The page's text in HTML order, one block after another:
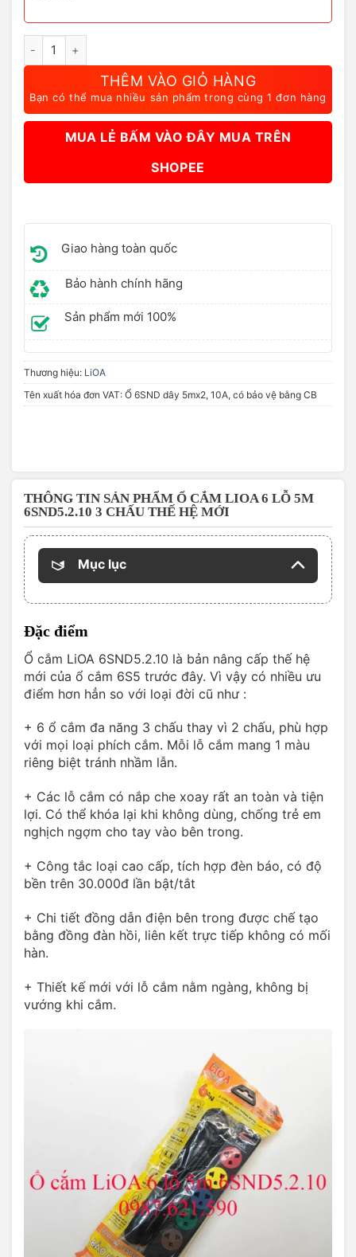
THÊM VÀO GIỎ HÀNG
Bạn có thể mua nhiều sản phẩm trong cùng 1 đơn hàng
MUA LẺ BẤM VÀO ĐÂY MUA TRÊN
SHOPEE
Giao hàng toàn quốc
Bảo hành chính hãng
Sản phẩm mới 100%
Thương hiệu: LiOA
Tên xuất hóa đơn VAT: Ổ 6SND dây 5mx2, 10A, có bảo vệ bằng CB
THÔNG TIN SẢN PHẨM Ổ CẮM LIOA 6 LỖ 5M
6SND5.2.10 3 CHẤU THẾ HỆ MỚI
Mục lục
Đặc điểm
Ổ cắm LiOA 6SND5.2.10 là bản nâng cấp thế hệ
mới của ổ cắm 6S5 trước đây. Vì vậy có nhiều ưu
điểm hơn hẳn so với loại đời cũ như :
+ 6 ổ cắm đa năng 3 chấu thay vì 2 chấu, phù hợp
với mọi loại phích cắm. Mỗi lỗ cắm mang 1 màu
riêng biệt tránh nhầm lẫn.
+ Các lỗ cắm có nắp che xoay rất an toàn và tiện
lợi. Có thể khóa lại khi không dùng, chống trẻ em
nghịch ngợm cho tay vào bên trong.
+ Công tắc loại cao cấp, tích hợp đèn báo, có độ
bền trên 30.000đ lần bật/tắt
+ Chi tiết đồng dẫn điện bên trong được chế tạo
bằng đồng đàn hồi, liên kết trực tiếp không có mối
hàn.
+ Thiết kế mới với lỗ cắm nằm ngàng, không bị
vướng khi cắm.